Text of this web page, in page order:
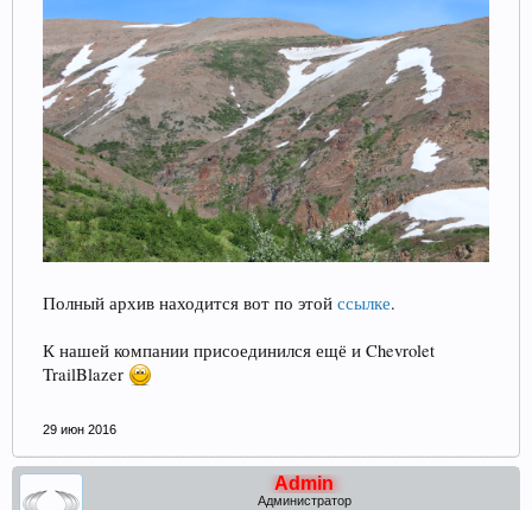
Полный архив находится вот по этой ссылке.
К нашей компании присоединился ещё и Chevrolet
TrailBlazer
29 июн 2016
Admin
Администратор